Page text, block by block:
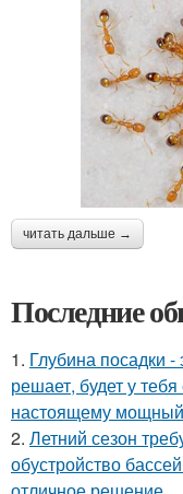
читать дальше →
Последние
1. Глубина посадки
решает, будет у
настоящему
2. Летний сезон
обустройство